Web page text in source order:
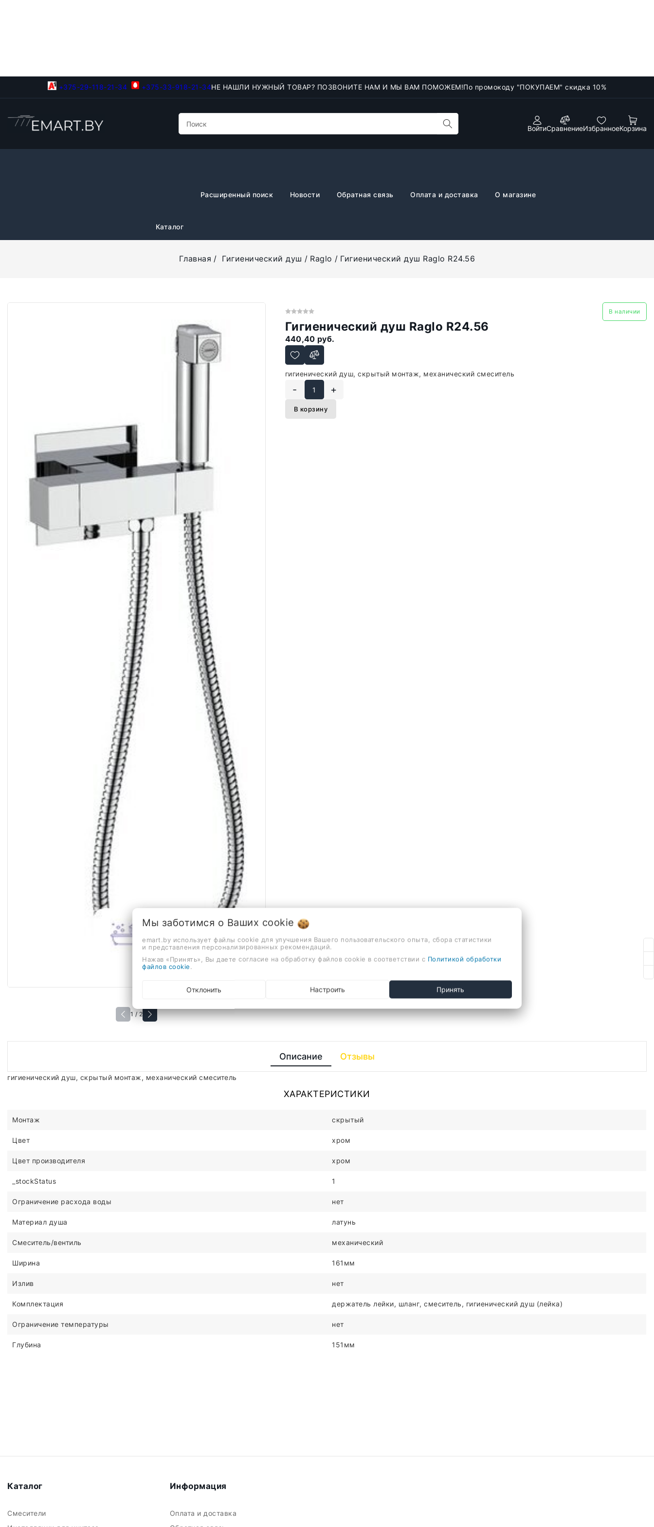
+375-29-118-21-34 +375-33-918-21-34НЕ НАШЛИ НУЖНЫЙ ТОВАР? ПОЗВОНИТЕ НАМ И МЫ ВАМ ПОМОЖЕМ!По промокоду "ПОКУПАЕМ" скидка 10%
ВойтиСравнениеИзбранноеКорзина
Каталог
Расширенный поиск Новости Обратная связь Оплата и доставка О магазине
Главная Гигиенический душ Raglo Гигиенический душ Raglo R24.56
1 / 2
В наличии
Гигиенический душ Raglo R24.56
440,40 руб.
гигиенический душ, скрытый монтаж, механический смеситель
- +
В корзину
Описание Отзывы
гигиенический душ, скрытый монтаж, механический смеситель
ХАРАКТЕРИСТИКИ
Монтаж скрытый
Цвет хром
Цвет производителя хром
_stockStatus 1
Ограничение расхода воды нет
Материал душа латунь
Смеситель/вентиль механический
Ширина 161мм
Излив нет
Комплектация держатель лейки, шланг, смеситель, гигиенический душ (лейка)
Ограничение температуры нет
Глубина 151мм
Каталог
Смесители
Информация
Оплата и доставка
Мы заботимся о Ваших cookie
emart.by использует файлы cookie для улучшения Вашего пользовательского опыта, сбора статистики
и представления персонализированных рекомендаций.
Нажав «Принять», Вы даете согласие на обработку файлов cookie в соответствии с Политикой обработки
файлов cookie.
Отклонить Настроить Принять